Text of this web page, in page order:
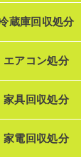
蔵庫回収処分
エアコン処分
家具回収処分
家電回収処分